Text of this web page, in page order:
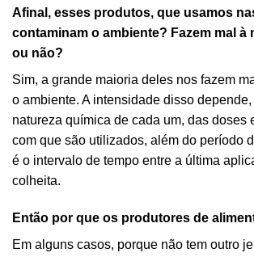
Afinal, esses produtos, que usamos
contaminam o ambiente? Fazem mal à
ou não?
Sim, a grande maioria deles nos fazem
o ambiente. A intensidade disso
natureza química de cada um, das doses
com que são utilizados, além do período
é o intervalo de tempo entre a última
colheita.
Então por que os produtores de
Em alguns casos, porque não tem outro